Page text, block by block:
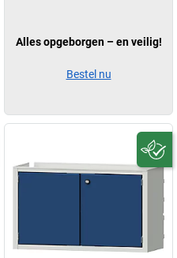
Alles opgeborgen – en veilig!
Bestel nu